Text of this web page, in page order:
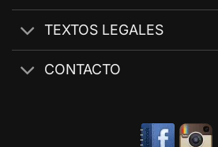
TEXTOS LEGALES
CONTACTO